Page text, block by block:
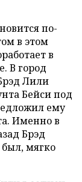
по-
в этом
в
В город
Лили
Бейси под
ему
Именно в
Брэд
мягко